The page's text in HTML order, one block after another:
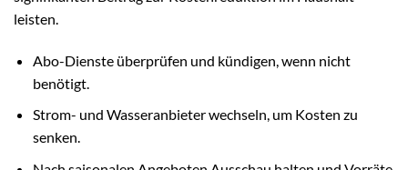
leisten.
Abo-Dienste überprüfen und kündigen, wenn nicht
benötigt.
Strom- und Wasseranbieter wechseln, um Kosten zu
senken.